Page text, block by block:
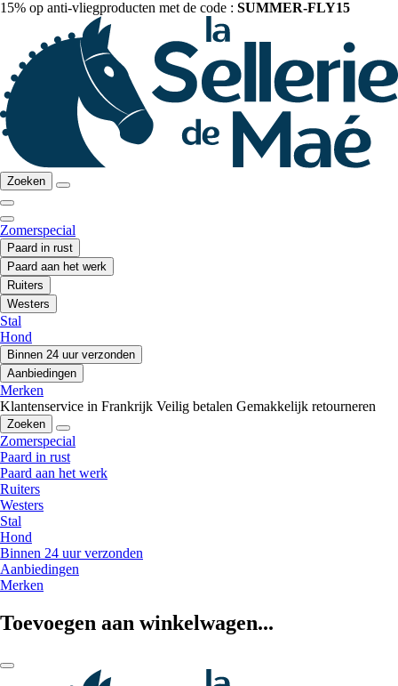
15% op anti-vliegproducten met de code : SUMMER-FLY15
Zoeken
Zomerspecial
Paard in rust
Paard aan het werk
Ruiters
Westers
Stal
Hond
Binnen 24 uur verzonden
Aanbiedingen
Merken
Klantenservice in Frankrijk Veilig betalen Gemakkelijk retourneren
Zoeken
Zomerspecial
Paard in rust
Paard aan het werk
Ruiters
Westers
Stal
Hond
Binnen 24 uur verzonden
Aanbiedingen
Merken
Toevoegen aan winkelwagen...